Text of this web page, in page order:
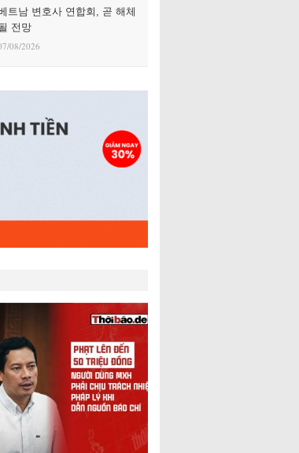
트남 변호사 연합회, 곧 해체
전망
08/2026